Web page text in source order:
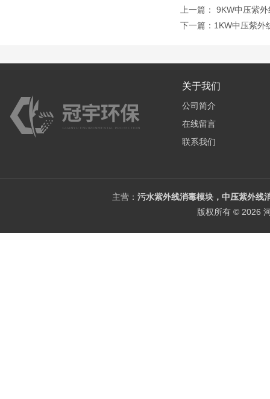
上一篇： 9KW中压紫
下一篇： 1KW中压紫外
关于我们
公司简介
在线留言
联系我们
主营： 污水紫外线消毒模块，中压紫外线
版权所有 © 2026